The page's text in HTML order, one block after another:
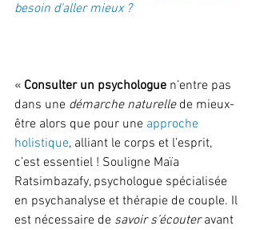
besoin d’aller mieux ?
« Consulter un psychologue n’entre pas
dans une démarche naturelle de mieux-
être alors que pour une approche
holistique, alliant le corps et l’esprit,
c’est essentiel ! Souligne Maïa
Ratsimbazafy, psychologue spécialisée
en psychanalyse et thérapie de couple. Il
est nécessaire de savoir s’écouter avant